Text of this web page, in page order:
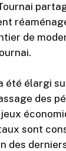
de
été élargi
des
sont
des